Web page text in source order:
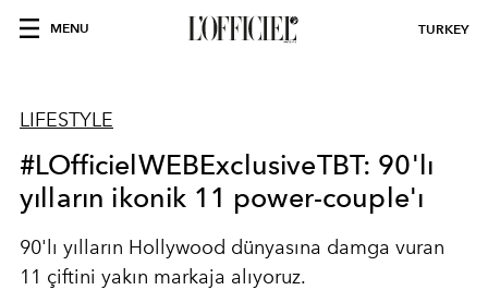
MENU TURKEY
LIFESTYLE
#LOfficielWEBExclusiveTBT: 90'lı
yılların ikonik 11 power-couple'ı
90'lı yılların Hollywood dünyasına damga vuran
11 çiftini yakın markaja alıyoruz.